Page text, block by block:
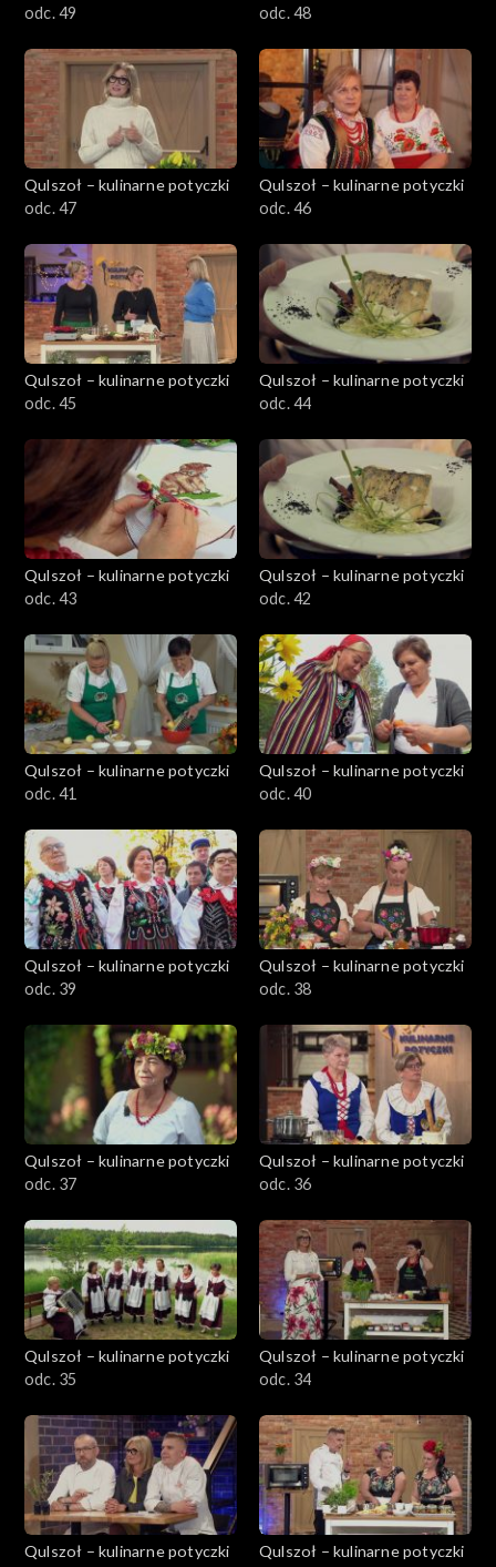
odc. 49
odc. 48
Qulszoł – kulinarne potyczki
odc. 47
Qulszoł – kulinarne potyczki
odc. 46
Qulszoł – kulinarne potyczki
odc. 45
Qulszoł – kulinarne potyczki
odc. 44
Qulszoł – kulinarne potyczki
odc. 43
Qulszoł – kulinarne potyczki
odc. 42
Qulszoł – kulinarne potyczki
odc. 41
Qulszoł – kulinarne potyczki
odc. 40
Qulszoł – kulinarne potyczki
odc. 39
Qulszoł – kulinarne potyczki
odc. 38
Qulszoł – kulinarne potyczki
odc. 37
Qulszoł – kulinarne potyczki
odc. 36
Qulszoł – kulinarne potyczki
odc. 35
Qulszoł – kulinarne potyczki
odc. 34
Qulszoł – kulinarne potyczki
Qulszoł – kulinarne potyczki